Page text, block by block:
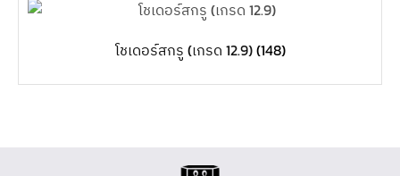
โชเดอร์สกรู (เกรด 12.9)(148)